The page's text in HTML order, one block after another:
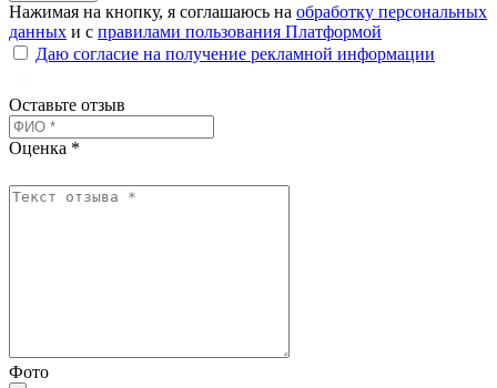
Нажимая на кнопку, я соглашаюсь на обработку персональных
данных и с правилами пользования Платформой
Даю согласие на получение рекламной информации
Оставьте отзыв
Оценка *
Фото